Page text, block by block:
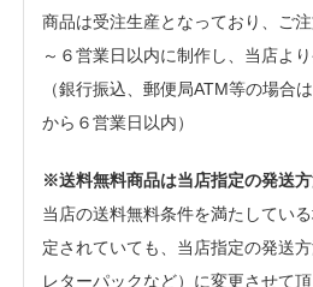
商品は受注生産となっており、ご
～６営業日以内に制作し、当店よ
（銀行振込、郵便局ATM等の場合
から６営業日以内）
※送料無料商品は当店指定の発送
当店の送料無料条件を満たしてい
定されていても、当店指定の発送
レターパックなど）に変更させて頂